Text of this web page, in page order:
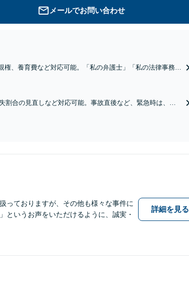
メールでお問い合わせ
権、養育費など対応可能。「私の弁護士」「私の法律事務
割合の見直しなど対応可能。事故直後など、緊急時は、受
っておりますが、その他も様々な事件に
というお声をいただけるように、誠実・
詳細を見る